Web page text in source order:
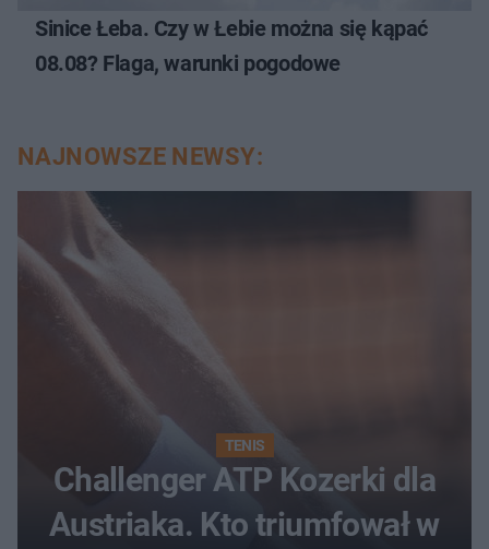
Sinice Łeba. Czy w Łebie można się kąpać
08.08? Flaga, warunki pogodowe
NAJNOWSZE NEWSY:
TENIS
Challenger ATP Kozerki dla
Austriaka. Kto triumfował w